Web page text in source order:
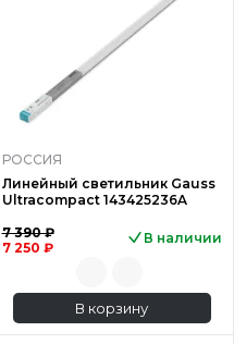
РОССИЯ
Линейный светильник Gauss
Ultracompact 143425236A
7 390 ₽
7 250 ₽
В наличии
В корзину